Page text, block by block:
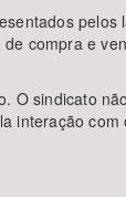
compra e
O sindicato
interação